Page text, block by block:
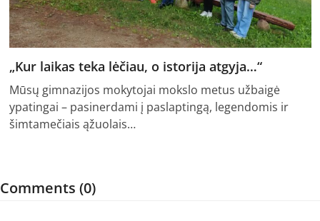
„Kur laikas teka lėčiau, o istorija atgyja…“
Mūsų gimnazijos mokytojai mokslo metus užbaigė
ypatingai – pasinerdami į paslaptingą, legendomis ir
šimtamečiais ąžuolais…
Comments (0)